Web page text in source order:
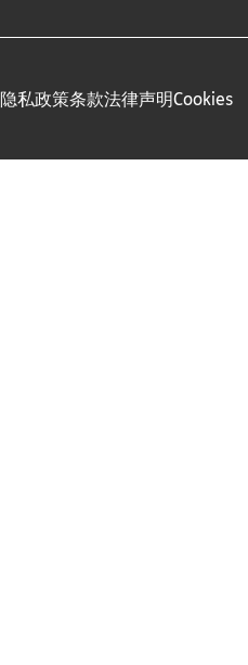
隐私政策条款法律声明Cookies